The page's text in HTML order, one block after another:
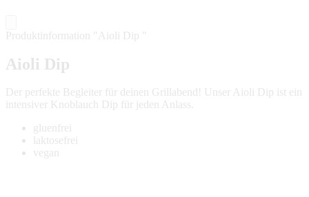
Produktinformation "Aioli Dip "
Aioli Dip
Der perfekte Begleiter für deinen Grillabend! Unser Aioli Dip ist ein
intensiver Knoblauch Dip für jeden Anlass.
gluenfrei
laktosefrei
vegan